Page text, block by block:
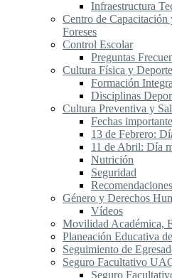
Infraestructura
Centro de
Foreses
Control Escolar
Preguntas
Cultura Física y
Formación
Disciplinas
Cultura Preventiva y
Fechas
13 de Febrero:
11 de Abril: Día
Nutrición
Seguridad
Recomendaciones
Género y Derechos
Vídeos
Movilidad Académica,
Planeación Educativa
Seguimiento de
Seguro Facultativo
Seguro